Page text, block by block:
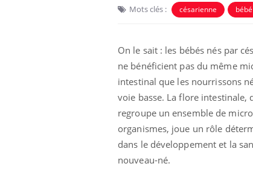
Mots clés : césarienne bébé
On le sait : les bébés nés par
ne bénéficient pas du même
intestinal que les nourrissons
voie basse. La flore intestinale,
regroupe un ensemble de
organismes, joue un rôle
dans le développement et la
nouveau-né.
Fatigue en vacances :
normal ou signe d’une
maladie ?
Et si les caries pouvaient
bientôt disparaître sans
plombage ?